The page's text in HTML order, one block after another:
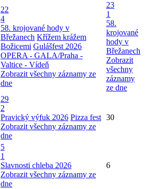
22
4
58. krojované hody v
Břežanech Křížem krážem
Božicemi Gulášfest 2026
OPERA - GALA/Praha -
Valtice - Vídeň
Zobrazit všechny záznamy ze
dne
23
1
58.
krojované
hody v
Břežanech
Zobrazit
všechny
záznamy
ze dne
29
2
Pravický výfuk 2026 Pizza fest
Zobrazit všechny záznamy ze
dne
30
5
1
Slavnosti chleba 2026
Zobrazit všechny záznamy ze
dne
6